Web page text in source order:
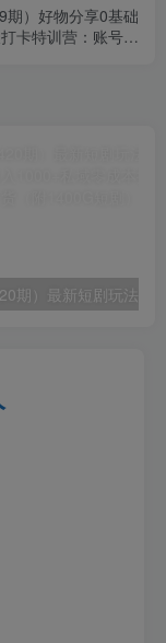
期）好物分享0基础
卡特训营：账号定